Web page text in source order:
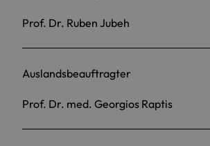
Prof. Dr. Ruben Jubeh
Auslandsbeauftragter
Prof. Dr. med. Georgios Raptis